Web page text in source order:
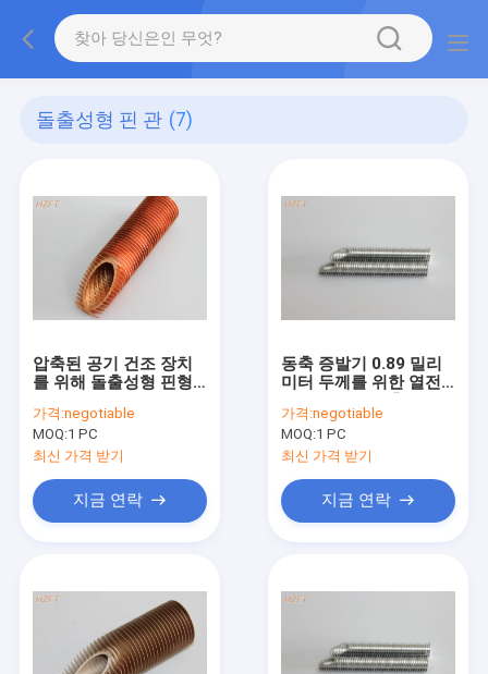
돌출성형 핀 관 (7)
압축된 공기 건조 장치
를 위해 돌출성형 핀형
가격:negotiable
MOQ:1 PC
최신 가격 받기
지금 연락
동축 증발기 0.89 밀리
미터 두께를 위한 열전
핀 튜브 피팅
가격:negotiable
MOQ:1 PC
최신 가격 받기
지금 연락